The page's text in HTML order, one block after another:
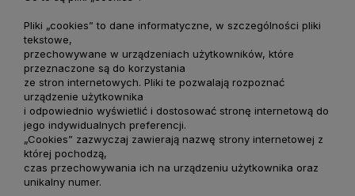
Wybierz coś dla siebie z naszej aktualnej oferty lub
zaloguj się, aby przywrócić dodane produkty do listy
z poprzedniej sesji.
Pliki „cookies” to dane informatyczne, w szczególności pliki
tekstowe,
przechowywane w urządzeniach użytkowników, które
przeznaczone są do korzystania
ze stron internetowych. Pliki te pozwalają rozpoznać
urządzenie użytkownika
i odpowiednio wyświetlić i dostosować stronę internetową do
jego indywidualnych preferencji.
„Cookies” zazwyczaj zawierają nazwę strony internetowej z
której pochodzą,
czas przechowywania ich na urządzeniu użytkownika oraz
unikalny numer.